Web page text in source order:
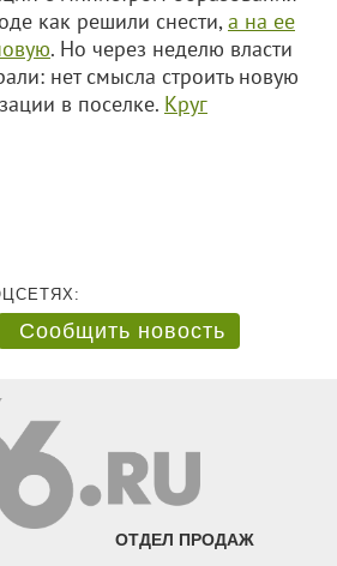
как решили снести,а на ее
. Но через неделю власти
нет смысла строить новую
в поселке. Круг
Сообщить новость
ОТДЕЛ ПРОДАЖ